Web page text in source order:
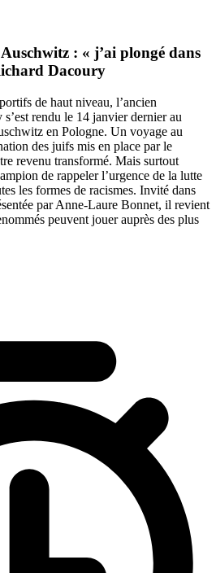
: « j’ai plongé dans
Dacoury
de haut niveau, l’ancien
rendu le 14 janvier dernier au
en Pologne. Un voyage au
des juifs mis en place par le
revenu transformé. Mais surtout
de rappeler l’urgence de la lutte
les formes de racismes. Invité dans
par Anne-Laure Bonnet, il revient
peuvent jouer auprès des plus